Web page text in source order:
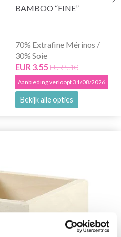
BAMBOO “FINE”
70% Extrafine Mérinos /
30% Soie
EUR 3.55 EUR 5.10
Aanbieding verloopt 31/08/2026
Bekijk alle opties